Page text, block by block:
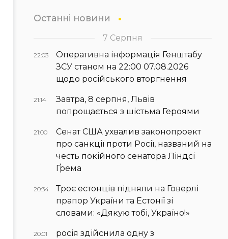
Останні новини
7 Серпня
22:03
Оперативна інформація Генштабу
ЗСУ станом на 22:00 07.08.2026
щодо російського вторгнення
21:14
Завтра, 8 серпня, Львів
попрощається з шістьма Героями
21:00
Сенат США ухвалив законопроект
про санкції проти Росії, названий на
честь покійного сенатора Ліндсі
Ґрема
20:34
Троє естонців підняли на Говерлі
прапор України та Естонії зі
словами: «Дякую тобі, Україно!»
20:01 росія здійснила одну з